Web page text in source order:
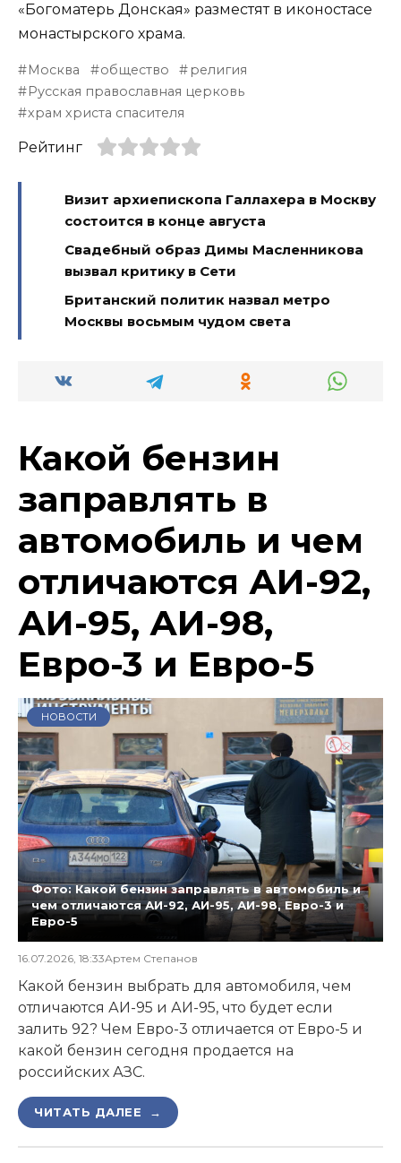
«Богоматерь Донская» разместят в иконостасе
монастырского храма.
Москва общество
религия
Русская православная церковь
храм христа спасителя
Рейтинг
Визит архиепископа Галлахера в Москву
состоится в конце августа
Свадебный образ Димы Масленникова
вызвал критику в Сети
Британский политик назвал метро
Москвы восьмым чудом света
Какой бензин
заправлять в
автомобиль и чем
отличаются АИ-92,
АИ-95, АИ-98,
Евро-3 и Евро-5
НОВОСТИ
Фото: Какой бензин заправлять в автомобиль и
чем отличаются АИ-92, АИ-95, АИ-98, Евро-3 и
Евро-5
16.07.2026, 18:33Артем Степанов
Какой бензин выбрать для автомобиля, чем
отличаются АИ-95 и АИ-95, что будет если
залить 92? Чем Евро-3 отличается от Евро-5 и
какой бензин сегодня продается на
российских АЗС.
ЧИТАТЬ ДАЛЕЕ →